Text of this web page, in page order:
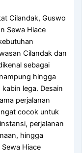
Cilandak, Guswo
Sewa Hiace
Cilandak dan
sebagai
hingga
lega. Desain
perjalanan
cocok untuk
perjalanan
hingga
Hiace